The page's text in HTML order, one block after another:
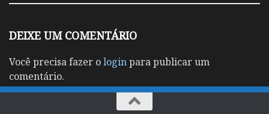
DEIXE UM COMENTÁRIO
Você precisa fazer ologinpara publicar um
comentário.